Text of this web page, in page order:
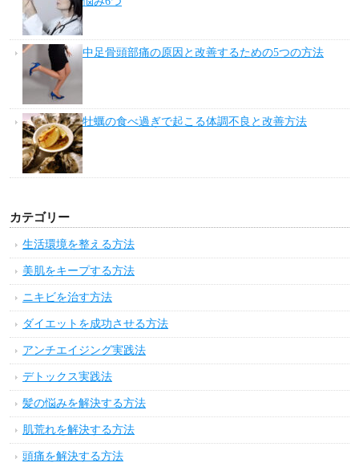
中足骨頭部痛の原因と改善するための5つの方法
牡蠣の食べ過ぎで起こる体調不良と改善方法
カテゴリー
生活環境を整える方法
美肌をキープする方法
ニキビを治す方法
ダイエットを成功させる方法
アンチエイジング実践法
デトックス実践法
髪の悩みを解決する方法
肌荒れを解決する方法
頭痛を解決する方法